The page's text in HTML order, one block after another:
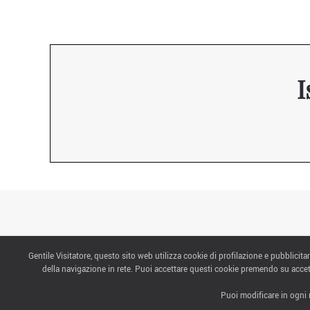
CONTATTI
Gentile Visitatore, questo sito web utilizza cookie di profilazione e
della navigazione in rete. Puoi accettare questi cookie premendo su
Puoi modificare in ogni